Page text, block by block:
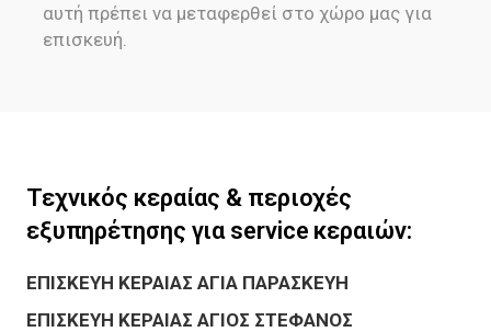
αυτή πρέπει να μεταφερθεί στο χώρο μας για
επισκευή.
Τεχνικός κεραίας & περιοχές
εξυπηρέτησης για service κεραιών:
ΕΠΙΣΚΕΥΗ ΚΕΡΑΙΑΣ ΑΓΙΑ ΠΑΡΑΣΚΕΥΗ
ΕΠΙΣΚΕΥΗ ΚΕΡΑΙΑΣ ΑΓΙΟΣ ΣΤΕΦΑΝΟΣ